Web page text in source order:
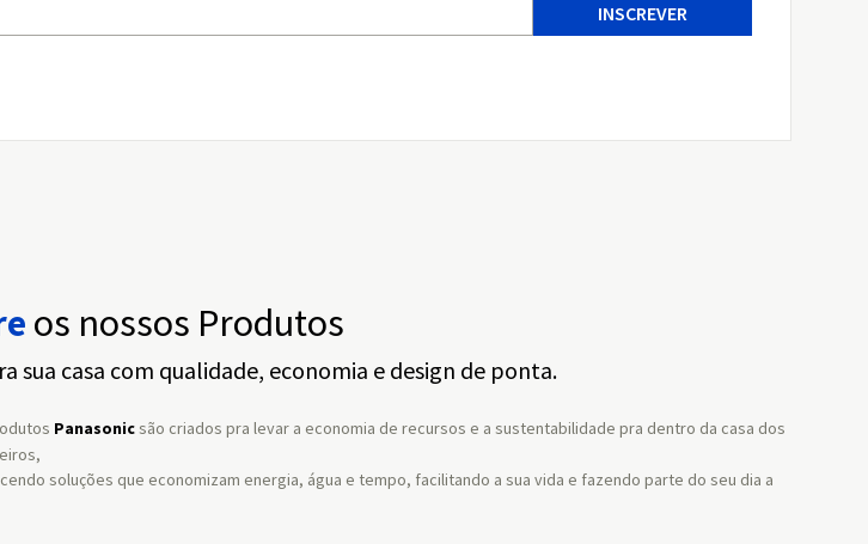
INSCREVER
os nossos Produtos
sua casa com qualidade, economia e design de ponta.
Panasonicsão criados pra levar a economia de recursos e a sustentabilidade pra dentro da casa dos
soluções que economizam energia, água e tempo, facilitando a sua vida e fazendo parte do seu dia a